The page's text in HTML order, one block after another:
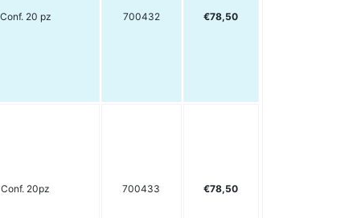
20 pz 700432 €78,50
20pz 700433 €78,50